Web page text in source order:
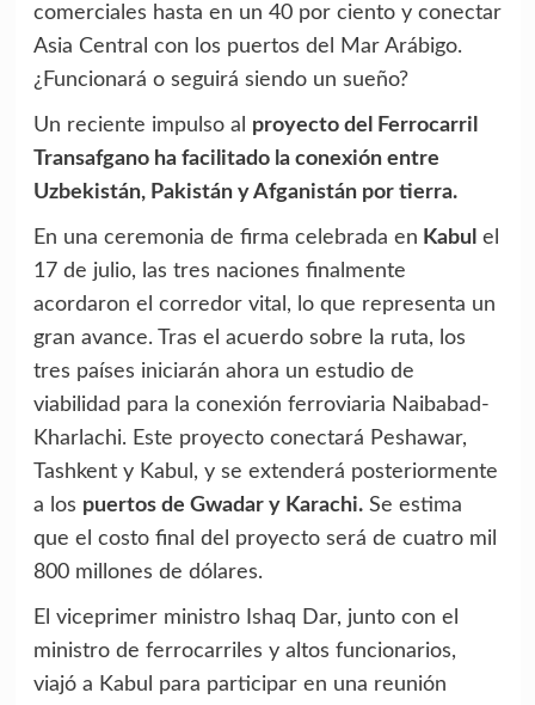
comerciales hasta en un 40 por ciento y conectar
Asia Central con los puertos del Mar Arábigo.
¿Funcionará o seguirá siendo un sueño?
Un reciente impulso al proyecto del Ferrocarril
Transafgano ha facilitado la conexión entre
Uzbekistán, Pakistán y Afganistán por tierra.
En una ceremonia de firma celebrada en Kabul el
17 de julio, las tres naciones finalmente
acordaron el corredor vital, lo que representa un
gran avance. Tras el acuerdo sobre la ruta, los
tres países iniciarán ahora un estudio de
viabilidad para la conexión ferroviaria Naibabad-
Kharlachi. Este proyecto conectará Peshawar,
Tashkent y Kabul, y se extenderá posteriormente
a los puertos de Gwadar y Karachi.Se estima
que el costo final del proyecto será de cuatro mil
800 millones de dólares.
El viceprimer ministro Ishaq Dar, junto con el
ministro de ferrocarriles y altos funcionarios,
viajó a Kabul para participar en una reunión